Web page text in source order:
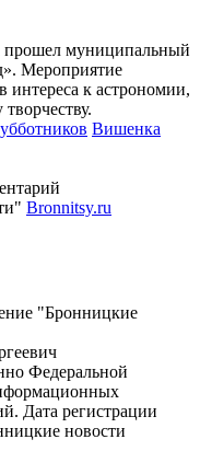
прошел муниципальный
Мероприятие
интереса к астрономии,
Вишенка
Bronnitsy.ru
"Бронницкие
Федеральной
Дата регистрации
новости